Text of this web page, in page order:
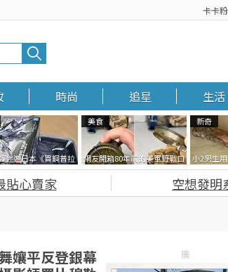
卡卡
時尚 追星 生活
迷遊日本《買鋼普拉
李箱》網友們集思廣
方了……
美食
網友開箱80年前的美軍野戰口
糧 罐頭本身保存良好，但裡面
新奇
小2男生
頭做成了
包嚇一跳
西！？
貼心賣家 空想發明
孃平反登銀幕